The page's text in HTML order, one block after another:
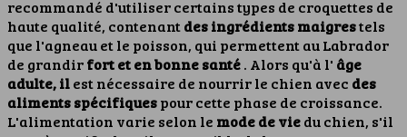
recommandé d'utiliser certains types de croquettes de
haute qualité, contenantdes ingrédients maigrestels
que l'agneau et le poisson, qui permettent au Labrador
de grandirfort et en bonne santé. Alors qu'à l' âge
adulte, ilest nécessaire de nourrir le chien avec des
aliments spécifiquespour cette phase de croissance.
L'alimentation varie selon le mode de viedu chien, s'il